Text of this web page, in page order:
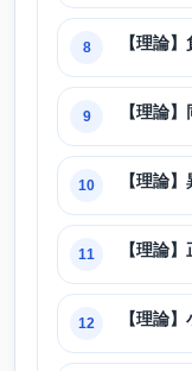
8 【理論
9 【理論
10 【理論
11 【理論
12 【理論